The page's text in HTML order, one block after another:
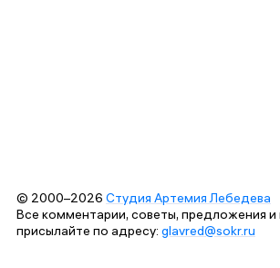
© 2000–2026 Студия Артемия Лебедева
Все комментарии, советы, предложения и
присылайте по адресу: glavred@sokr.ru